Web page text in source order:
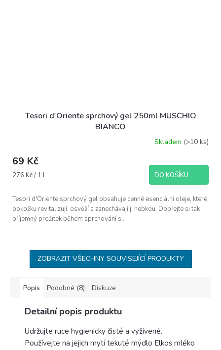
Tesori d'Oriente sprchový gel 250ml MUSCHIO
BIANCO
Skladem (>10 ks)
69 Kč
Měrná
276 Kč / 1 l DO KOŠÍKU
Tesori d'Oriente sprchový gel obsahuje cenné esenciální oleje, které
pokožku revitalizují, osvěží a zanechávají ji hebkou. Dopřejte si tak
příjemný prožitek během sprchování s...
ZOBRAZIT VŠECHNY SOUVISEJÍCÍ PRODUKTY
Popis Podobné (8) Diskuze
Detailní popis produktu
Udržujte ruce hygienicky čisté a vyživené.
Používejte na jejich mytí tekuté mýdlo Elkos mléko